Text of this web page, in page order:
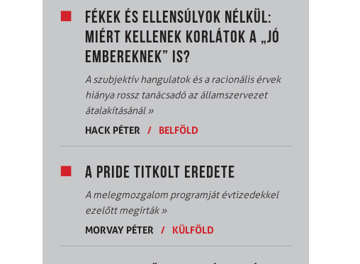
FÉKEK ÉS ELLENSÚLYOK NÉLKÜL:
MIÉRT KELLENEK KORLÁTOK A „JÓ
EMBEREKNEK” IS?
A szubjektív hangulatok és a racionális érvek
hiánya rossz tanácsadó az államszervezet
átalakításánál»
HACK PÉTER
/ BELFÖLD
A PRIDE TITKOLT EREDETE
A melegmozgalom programját évtizedekkel
ezelőtt megírták»
MORVAY PÉTER
/ KÜLFÖLD